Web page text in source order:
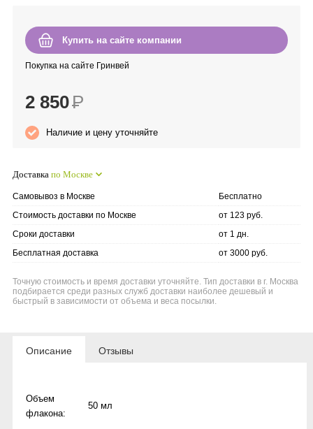
Intilia
Enjoy Care
Купить на сайте компании
Покупка на сайте Гринвей
2 850Р
Наличие и цену уточняйте
Доставка по Москве
Самовывоз в Москве
Бесплатно
Стоимость доставки по Москве
от 123 руб.
Сроки доставки
от 1 дн.
Бесплатная доставка
от 3000 руб.
Точную стоимость и время доставки уточняйте. Тип доставки в г. Москва
подбирается среди разных служб доставки наиболее дешевый и
быстрый в зависимости от объема и веса посылки.
Описание Отзывы
Объем
флакона:
50 мл